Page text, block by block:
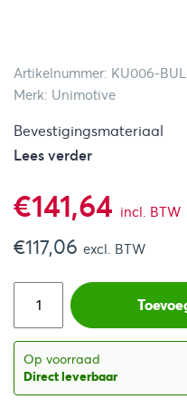
Artikelnummer: KU006-
Merk: Unimotive
Bevestigingsmateriaal
Lees verder
€141,64 incl. BTW
€117,06 excl. BTW
Op voorraad
Direct leverbaar